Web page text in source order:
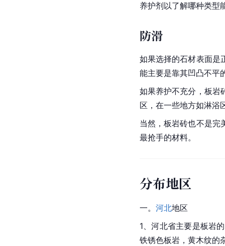
养护剂以了解哪种类型
防滑
如果选择的石材表面是
能主要是靠其凹凸不平
如果养护不充分，板岩
区，在一些地方如淋浴
当然，板岩砖也不是完
最抢手的材料。
分布地区
一。 河北地区
1、河北省主要是板岩
铁锈色板岩，黄木纹的